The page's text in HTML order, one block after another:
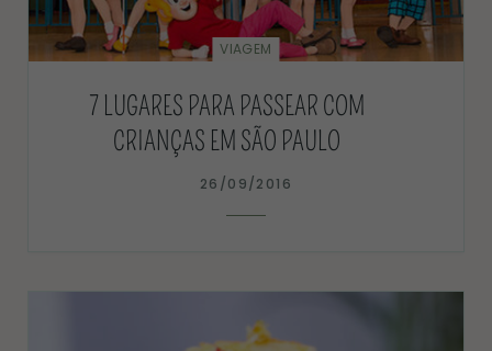
VIAGEM
7 LUGARES PARA PASSEAR COM
CRIANÇAS EM SÃO PAULO
26/09/2016